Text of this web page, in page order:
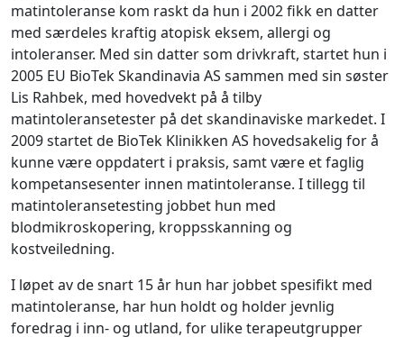
matintoleranse kom raskt da hun i 2002 fikk en datter
med særdeles kraftig atopisk eksem, allergi og
intoleranser. Med sin datter som drivkraft, startet hun i
2005 EU BioTek Skandinavia AS sammen med sin søster
Lis Rahbek, med hovedvekt på å tilby
matintoleransetester på det skandinaviske markedet. I
2009 startet de BioTek Klinikken AS hovedsakelig for å
kunne være oppdatert i praksis, samt være et faglig
kompetansesenter innen matintoleranse. I tillegg til
matintoleransetesting jobbet hun med
blodmikroskopering, kroppsskanning og
kostveiledning.
I løpet av de snart 15 år hun har jobbet spesifikt med
matintoleranse, har hun holdt og holder jevnlig
foredrag i inn- og utland, for ulike terapeutgrupper